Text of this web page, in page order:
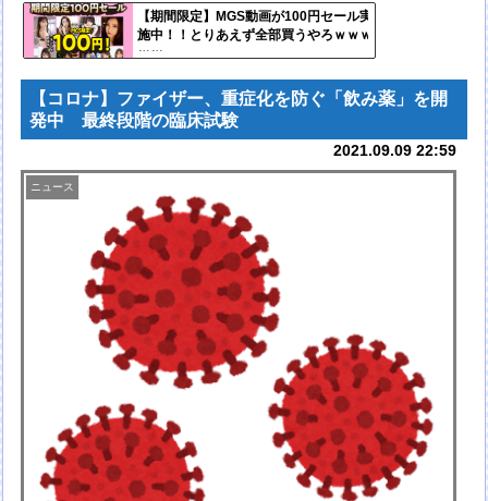
【期間限定】MGS動画が100円セール実
施中！！とりあえず全部買うやろｗｗｗ
ｗｗ
ツー
ル
【コロナ】ファイザー、重症化を防ぐ「飲み薬」を開
発中 最終段階の臨床試験
2021.09.09 22:59
ニュース